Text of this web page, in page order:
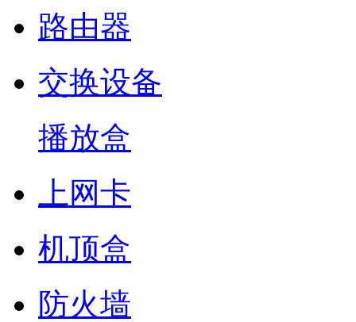
路由器
交换设备
播放盒
上网卡
机顶盒
防火墙